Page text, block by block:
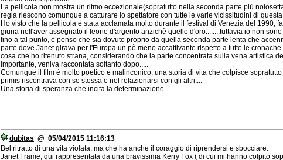
La pellicola non mostra un ritmo eccezionale(sopratutto nella seconda parte più
regia riescono comunque a catturare lo spettatore con tutte le varie vicissitudini di
Ho visto che la pellicola è stata acclamata molto durante il festival di Venezia del 1990,
giuria nell'aver assegnato il leone d'argento anzichè quello d'oro........tuttavia io non
fino a tal punto, e penso che sia dovuto proprio da quella seconda parte lenta che
parte dove Janet girava per l'Europa un pò meno accattivante rispetto a tutte le
cosa che ho ritenuto strana, considerando che la parte concentrata sulla vena artistica
importante, veniva raccontata soltanto dopo.....
Comunque il film è molto poetico e malinconico; una storia di vita che colpisce
primis riscontrava con se stessa e nel relazionarsi con gli altri....
Una storia di speranza che incita la determinazione......
dubitas @ 05/04/2015 11:16:13
Bel ritratto di una vita violata, ma che ha anche il coraggio di riprendersi e sbocciare.
Janet Frame, qui rappresentata da una bravissima Kerry Fox ( di cui mi hanno colpito